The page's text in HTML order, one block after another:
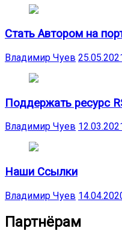
Стать Автором на
Владимир Чуев
Поддержать ресурс
Владимир Чуев
Наши Ссылки
Владимир Чуев
Партнёрам